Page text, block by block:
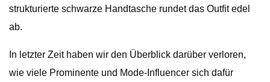
strukturierte schwarze Handtasche rundet das Outfit edel
ab.
In letzter Zeit haben wir den Überblick darüber verloren,
wie viele Prominente und Mode-Influencer sich dafür